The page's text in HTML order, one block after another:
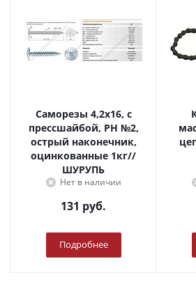
Саморезы 4,2х16, с
прессшайбой, PH №2,
острый наконечник,
оцинкованные 1кг//
ШУРУПЬ
Нет в наличии
131 руб.
Подробнее